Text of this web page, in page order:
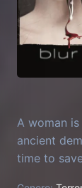
A woman
ancient
time to